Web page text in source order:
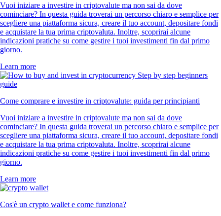
Vuoi iniziare a investire in criptovalute ma non sai da dove
cominciare? In questa guida troverai un percorso chiaro e semplice per
scegliere una piattaforma sicura, creare il tuo account, depositare fondi
e acquistare la tua prima criptovaluta. Inoltre, scoprirai alcune
indicazioni pratiche su come gestire i tuoi investimenti fin dal primo
giorno.
Learn more
Come comprare e investire in criptovalute: guida per principianti
Vuoi iniziare a investire in criptovalute ma non sai da dove
cominciare? In questa guida troverai un percorso chiaro e semplice per
scegliere una piattaforma sicura, creare il tuo account, depositare fondi
e acquistare la tua prima criptovaluta. Inoltre, scoprirai alcune
indicazioni pratiche su come gestire i tuoi investimenti fin dal primo
giorno.
Learn more
Cos'è un crypto wallet e come funziona?